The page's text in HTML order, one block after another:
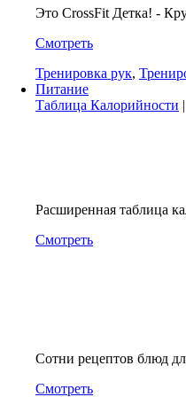
Это CrossFit Детка! -
Смотреть
Тренировка рук,
Питание
Таблица Калорийности
Расширенная таблица
Смотреть
Сотни рецептов блюд
Смотреть